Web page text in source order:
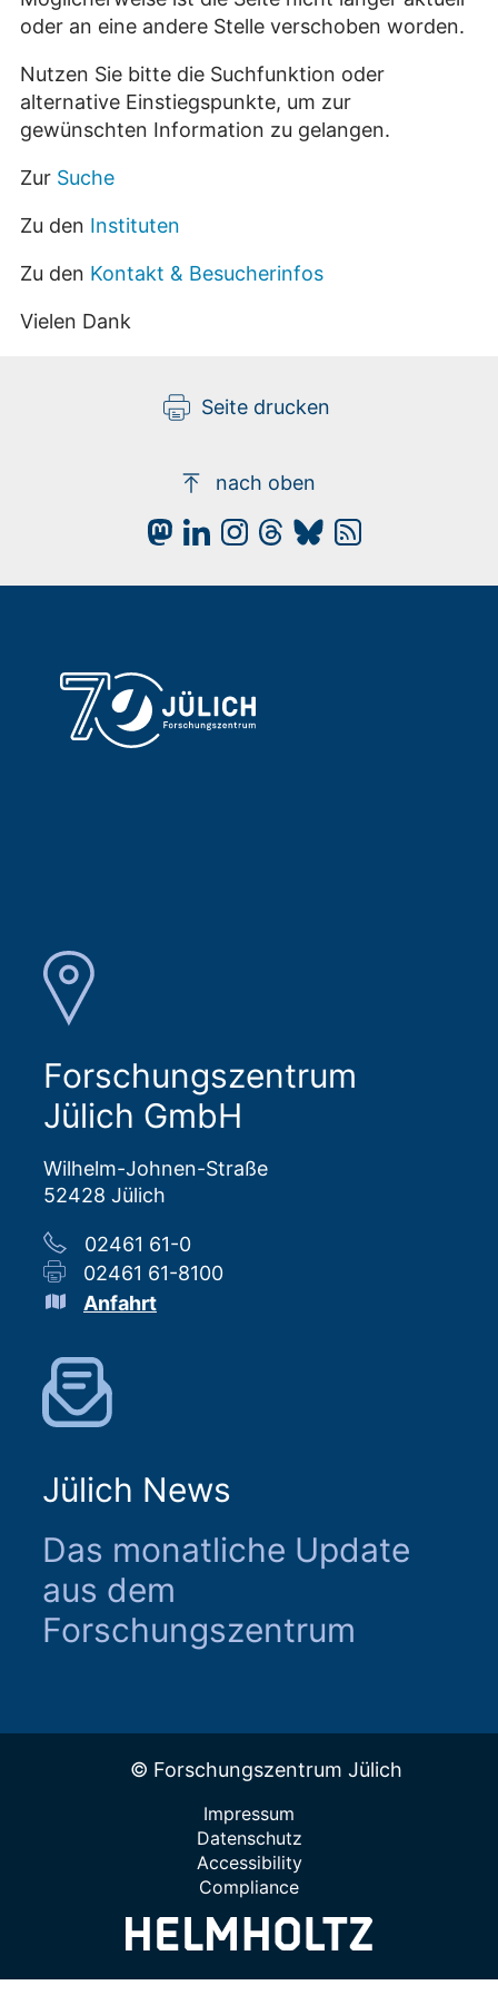
oder an eine andere Stelle verschoben worden.
Nutzen Sie bitte die Suchfunktion oder
alternative Einstiegspunkte, um zur
gewünschten Information zu gelangen.
Zur Suche
Zu den Instituten
Zu den Kontakt & Besucherinfos
Vielen Dank
Seite drucken
nach oben
Forschungszentrum
Jülich GmbH
Wilhelm-Johnen-Straße
52428 Jülich
02461 61-0
02461 61-8100
Anfahrt
Jülich News
Das monatliche Update
aus dem
Forschungszentrum
© Forschungszentrum Jülich
Impressum
Datenschutz
Accessibility
Compliance